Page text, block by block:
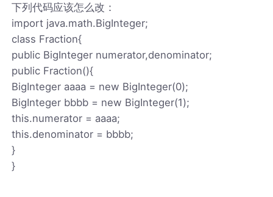
下列代码应该怎么改：
import java.math.BigInteger;
class Fraction{
public BigInteger numerator,denominator;
public Fraction(){
BigInteger aaaa = new BigInteger(0);
BigInteger bbbb = new BigInteger(1);
this.numerator = aaaa;
this.denominator = bbbb;
}
}